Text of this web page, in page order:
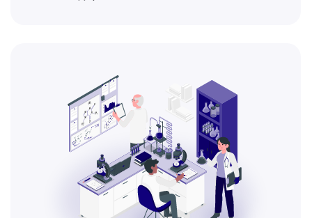
компьютерная томография
Высокоточный метод диагностики,
позволяющий получить детальные
изображения внутренних органов и тканей.